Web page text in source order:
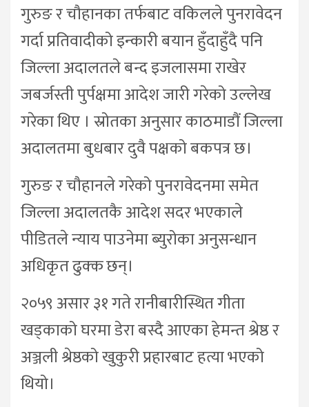
गुरुङ र चौहानका तर्फबाट वकिलले पुनरावेदन
गर्दा प्रतिवादीको इन्कारी बयान हुँदाहुँदै पनि
जिल्ला अदालतले बन्द इजलासमा राखेर
जबर्जस्ती पुर्पक्षमा आदेश जारी गरेको उल्लेख
गरेका थिए । स्रोतका अनुसार काठमाडौं जिल्ला
अदालतमा बुधबार दुवै पक्षको बकपत्र छ।
गुरुङ र चौहानले गरेको पुनरावेदनमा समेत
जिल्ला अदालतकै आदेश सदर भएकाले
पीडितले न्याय पाउनेमा ब्युरोका अनुसन्धान
अधिकृत ढुक्क छन्।
२०५९ असार ३१ गते रानीबारीस्थित गीता
खड्काको घरमा डेरा बस्दै आएका हेमन्त श्रेष्ठ र
अञ्जली श्रेष्ठको खुकुरी प्रहारबाट हत्या भएको
थियो।